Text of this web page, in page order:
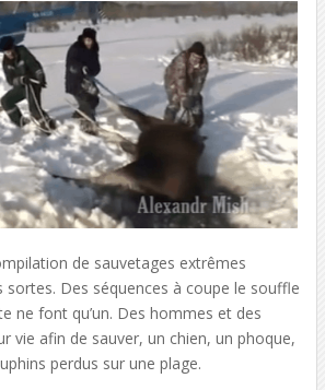
de sauvetages extrêmes
sortes. Des séquences à coupe le souffle
ne font qu’un. Des hommes et des
vie afin de sauver, un chien, un phoque,
perdus sur une plage.